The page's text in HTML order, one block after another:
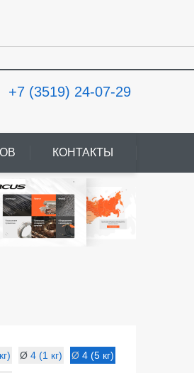
+7 (3519) 24-07-29
КОНТАКТЫ
Ø4 (1 кг) Ø4 (5 кг)